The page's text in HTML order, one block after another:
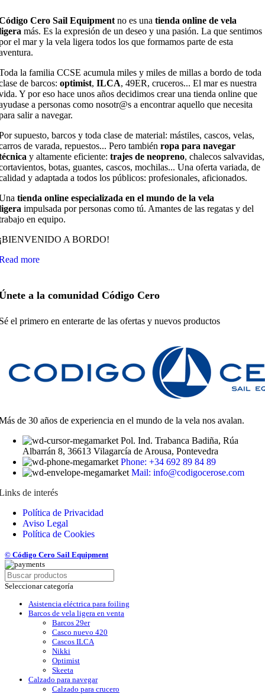
Cero Sail Equipment no es una tienda online de vela
más. Es la expresión de un deseo y una pasión. La que sentimos
el mar y la vela ligera todos los que formamos parte de esta
la familia CCSE acumula miles y miles de millas a bordo de toda
de barcos: optimist, ILCA, 49ER, cruceros... El mar es nuestra
Y por eso hace unos años decidimos crear una tienda online que
a personas como nosotr@s a encontrar aquello que necesita
salir a navegar.
supuesto, barcos y toda clase de material: mástiles, cascos, velas,
de varada, repuestos... Pero también ropa para navegar
y altamente eficiente: trajes de neopreno, chalecos salvavidas,
botas, guantes, cascos, mochilas... Una oferta variada, de
y adaptada a todos los públicos: profesionales, aficionados.
tienda online especializada en el mundo de la vela
impulsada por personas como tú. Amantes de las regatas y del
en equipo.
A BORDO!
more
a la comunidad Código Cero
el primero en enterarte de las ofertas y nuevos productos
de 30 años de experiencia en el mundo de la vela nos avalan.
Pol. Ind. Trabanca Badiña, Rúa
Albarrán 8, 36613 Vilagarcía de Arousa, Pontevedra
Phone: +34 692 89 84 89
Mail: info@codigocerose.com
de interés
Política de Privacidad
Aviso Legal
Política de Cookies
© Código Cero Sail Equipment
Seleccionar categoría
Asistencia eléctrica para foiling
Barcos de vela ligera en venta
Barcos 29er
Casco nuevo 420
Cascos ILCA
Nikki
Optimist
Skeeta
Calzado para navegar
Calzado para crucero